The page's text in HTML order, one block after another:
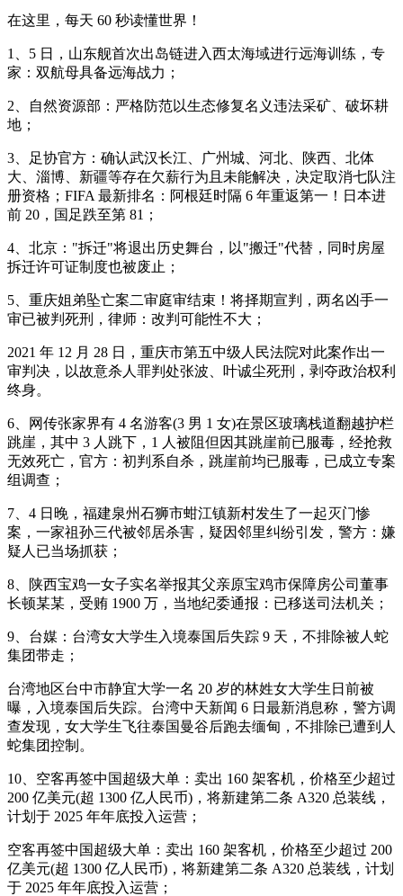
在这里，每天 60 秒读懂世界！
1、5 日，山东舰首次出岛链进入西太海域进行远海训练，专
家：双航母具备远海战力；
2、自然资源部：严格防范以生态修复名义违法采矿、破坏耕
地；
3、足协官方：确认武汉长江、广州城、河北、陕西、北体
大、淄博、新疆等存在欠薪行为且未能解决，决定取消七队注
册资格；FIFA 最新排名：阿根廷时隔 6 年重返第一！日本进
前 20，国足跌至第 81；
4、北京："拆迁"将退出历史舞台，以"搬迁"代替，同时房屋
拆迁许可证制度也被废止；
5、重庆姐弟坠亡案二审庭审结束！将择期宣判，两名凶手一
审已被判死刑，律师：改判可能性不大；
2021 年 12 月 28 日，重庆市第五中级人民法院对此案作出一
审判决，以故意杀人罪判处张波、叶诚尘死刑，剥夺政治权利
终身。
6、网传张家界有 4 名游客(3 男 1 女)在景区玻璃栈道翻越护栏
跳崖，其中 3 人跳下，1 人被阻但因其跳崖前已服毒，经抢救
无效死亡，官方：初判系自杀，跳崖前均已服毒，已成立专案
组调查；
7、4 日晚，福建泉州石狮市蚶江镇新村发生了一起灭门惨
案，一家祖孙三代被邻居杀害，疑因邻里纠纷引发，警方：嫌
疑人已当场抓获；
8、陕西宝鸡一女子实名举报其父亲原宝鸡市保障房公司董事
长顿某某，受贿 1900 万，当地纪委通报：已移送司法机关；
9、台媒：台湾女大学生入境泰国后失踪 9 天，不排除被人蛇
集团带走；
台湾地区台中市静宜大学一名 20 岁的林姓女大学生日前被
曝，入境泰国后失踪。台湾中天新闻 6 日最新消息称，警方调
查发现，女大学生飞往泰国曼谷后跑去缅甸，不排除已遭到人
蛇集团控制。
10、空客再签中国超级大单：卖出 160 架客机，价格至少超过
200 亿美元(超 1300 亿人民币)，将新建第二条 A320 总装线，
计划于 2025 年年底投入运营；
空客再签中国超级大单：卖出 160 架客机，价格至少超过 200
亿美元(超 1300 亿人民币)，将新建第二条 A320 总装线，计划
于 2025 年年底投入运营；